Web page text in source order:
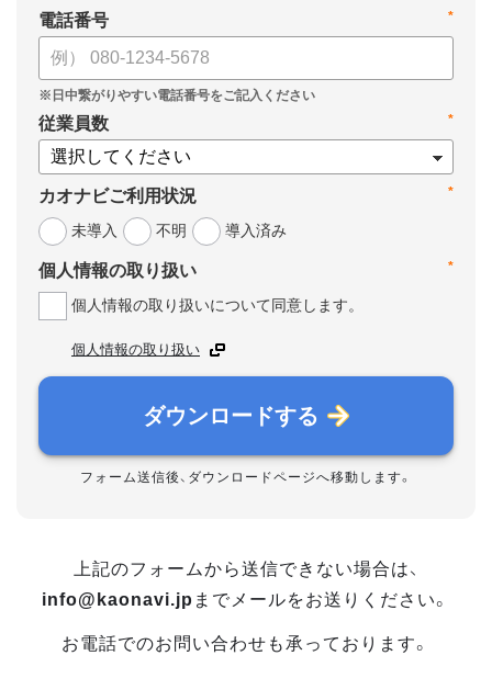
*
電話番号
*
従業員数
*
カオナビご利用状況
未導入
不明 導入済み
*
個人情報の取り扱い
個人情報の取り扱いについて同意します。
個人情報の取り扱い
ダウンロードする
フォーム送信後、ダウンロードページへ移動します。
上記のフォームから送信できない場合は、
info@kaonavi.jp までメールをお送りください。
お電話でのお問い合わせも承っております。